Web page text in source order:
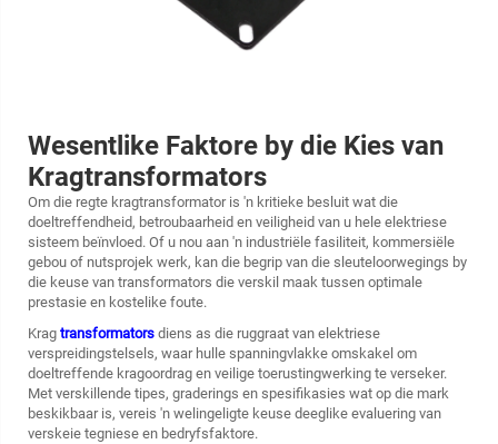
Wesentlike Faktore by die Kies van
Kragtransformators
Om die regte kragtransformator is 'n kritieke besluit wat die
doeltreffendheid, betroubaarheid en veiligheid van u hele elektriese
sisteem beïnvloed. Of u nou aan 'n industriële fasiliteit, kommersiële
gebou of nutsprojek werk, kan die begrip van die sleuteloorwegings by
die keuse van transformators die verskil maak tussen optimale
prestasie en kostelike foute.
Krag transformators diens as die ruggraat van elektriese
verspreidingstelsels, waar hulle spanningvlakke omskakel om
doeltreffende kragoordrag en veilige toerustingwerking te verseker.
Met verskillende tipes, graderings en spesifikasies wat op die mark
beskikbaar is, vereis 'n welingeligte keuse deeglike evaluering van
verskeie tegniese en bedryfsfaktore.